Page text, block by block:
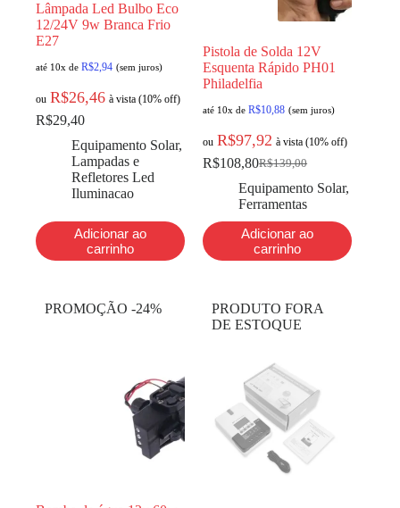
Lâmpada Led Bulbo Eco
12/24V 9w Branca Frio
E27
até 10x de R$2,94 (sem juros)
ou R$26,46 à vista (10% off)
R$29,40
Equipamento Solar,
Lampadas e
Refletores Led
Iluminacao
Adicionar ao
carrinho
Pistola de Solda 12V
Esquenta Rápido PH01
Philadelfia
até 10x deR$10,88 (sem juros)
ou R$97,92 à vista (10% off)
R$139,00
R$108,80
Equipamento Solar,
Ferramentas
Adicionar ao
carrinho
PROMOÇÃO -24%
PRODUTO FORA
DE ESTOQUE